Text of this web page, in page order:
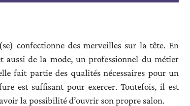
confectionne des merveilles sur la tête. En
de la mode, un professionnel du métier
fait partie des qualités nécessaires pour un
est suffisant pour exercer. Toutefois, il est
la possibilité d’ouvrir son propre salon.